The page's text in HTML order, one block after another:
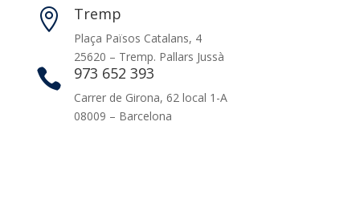
 Tremp
Plaça Països Catalans, 4
25620 – Tremp. Pallars Jussà
 973 652 393
Carrer de Girona, 62 local 1-A
08009 – Barcelona